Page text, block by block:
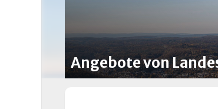
Angebote von